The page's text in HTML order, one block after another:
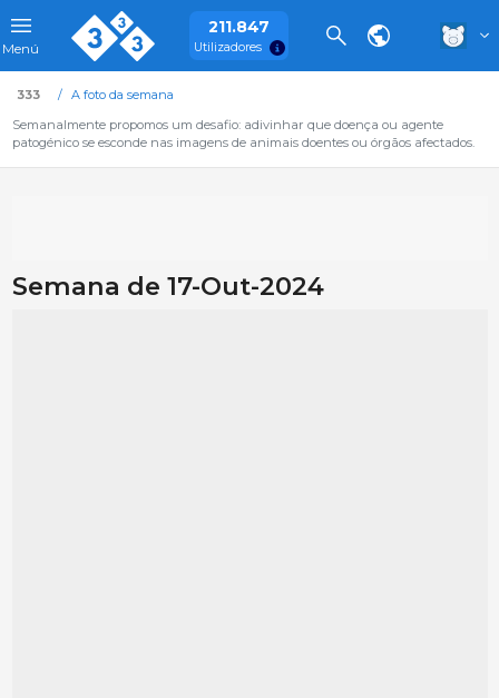
Menú
211.847
Utilizadores
333
A foto da semana
Semanalmente propomos um desafio: adivinhar que doença ou agente
patogénico se esconde nas imagens de animais doentes ou órgãos afectados.
Semana de 17-Out-2024